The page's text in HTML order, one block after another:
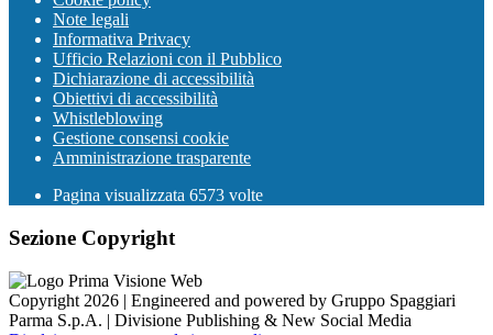
Note legali
Informativa Privacy
Ufficio Relazioni con il Pubblico
Dichiarazione di accessibilità
Obiettivi di accessibilità
Whistleblowing
Gestione consensi cookie
Amministrazione trasparente
Pagina visualizzata 6573 volte
Sezione Copyright
Copyright 2026 | Engineered and powered by Gruppo Spaggiari
Parma S.p.A. | Divisione Publishing & New Social Media